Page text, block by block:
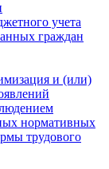
учета
граждан
и (или)
нормативных
трудового